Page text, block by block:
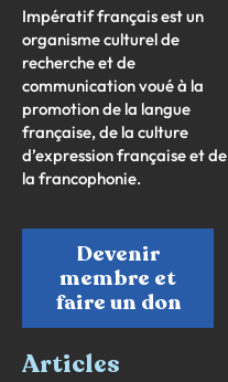
Impératif français est un
organisme culturel de
recherche et de
communication voué à la
promotion de la langue
française, de la culture
d’expression française et de
la francophonie.
Devenir
membre et
faire un don
Articles